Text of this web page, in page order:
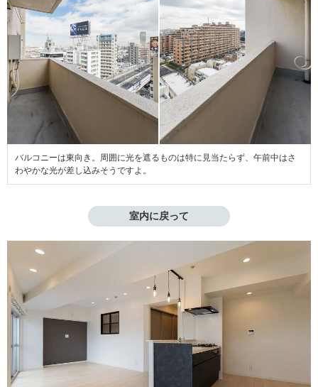
バルコニーは東向き。周囲に光を遮るものは特に見当たらず、午前中はさ
わやかな光が差し込みそうですよ。
室内に戻って